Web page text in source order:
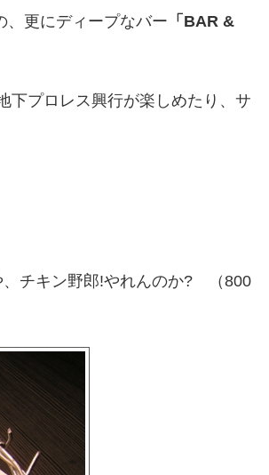
、更にディープなバー 「BAR &
下プロレス興行が楽しめたり、サ
、チキン野郎!やれんのか? （800